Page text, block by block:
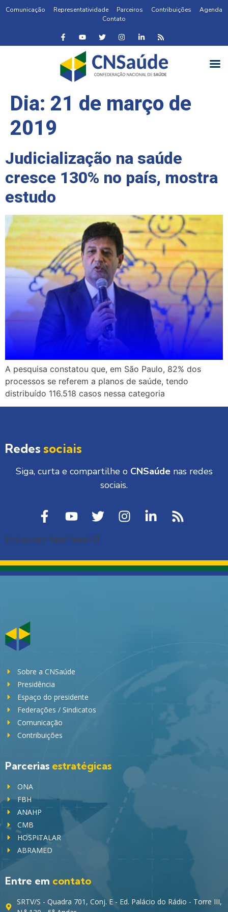
Comunicação Representatividade Parceiros Contribuições
Agenda
Contato
Dia: 21 de março de
2019
Judicialização na saúde
cresce 130% no país, mostra
estudo
A pesquisa constatou que, em São Paulo, 82% dos
processos se referem a planos de saúde, tendo
distribuído 116.518 casos nessa categoria
Redes sociais
Siga, curta e compartilhe o CNSaúdenas redes
sociais.
[instagram-feed feed=1]
Sobre a CNSaúde
Presidência
Espaço do presidente
Federações / Sindicatos
Comunicação
Contribuições
Parcerias estratégicas
ONA
FBH
ANAHP
CMB
HOSPITALAR
ABRAMED
Entre em contato
SRTV/S - Quadra 701, Conj. E - Ed. Palácio do Rádio - Torre III,